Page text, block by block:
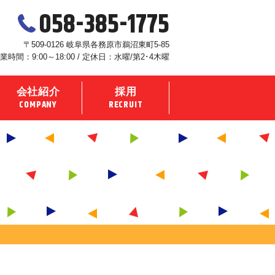
058-385-1775
〒509-0126 岐阜県各務原市鵜沼東町5-85
時間：9:00～18:00 / 定休日：水曜/第2･4木曜
会社紹介
COMPANY
採用
RECRUIT